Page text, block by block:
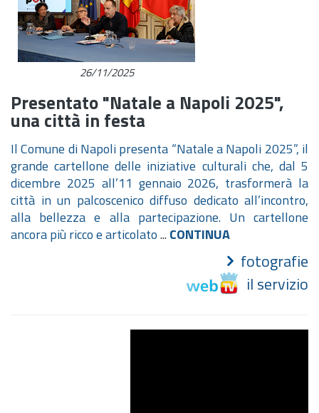
26/11/2025
Presentato "Natale a Napoli 2025",
una città in festa
Il Comune di Napoli presenta “Natale a Napoli 2025”, il
grande cartellone delle iniziative culturali che, dal 5
dicembre 2025 all’11 gennaio 2026, trasformerà la
città in un palcoscenico diffuso dedicato all’incontro,
alla bellezza e alla partecipazione. Un cartellone
ancora più ricco e articolato... CONTINUA
fotografie
il servizio